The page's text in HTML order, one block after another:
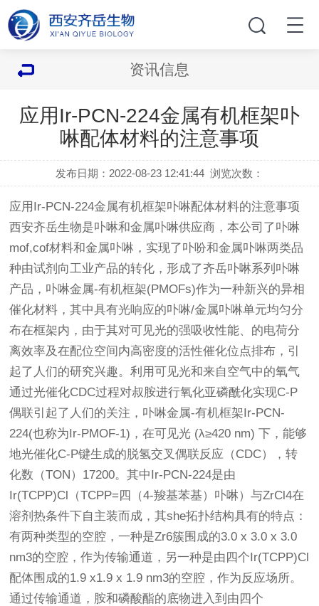
资讯信息
应用Ir-PCN-224金属有机框架卟
啉配体材料的注意事项
发布日期：2022-08-23 12:41:44 浏览次数：
应用Ir-PCN-224金属有机框架卟啉配体材料的注意事项
西安齐岳生物是卟啉和金属卟啉供应商，本公司了卟啉
mof,cof材料和金属卟啉，实现了卟吩和金属卟啉两类品
种由试剂向工业产品的转化，形成了齐岳卟啉系列卟啉
产品，卟啉金属-有机框架(PMOFs)作为一种新兴的异相
催化材料，其中具有光响应的卟啉/金属卟啉单元均匀分
布在框架内，由于其对可见光的强吸收性能、的电荷分
离效率及在配位空间内高密度的活性催化位点排布，引
起了人们的研究兴趣。利用可见光和来自空气中的氧气
通过光催化CDC过程对叔胺进行氧化亚磷酰化实现C-P
偶联引起了人们的关注，卟啉金属-有机框架Ir-PCN-
224(也称为Ir-PMOF-1)，在可见光 (λ≥420 nm) 下，能够
地光催化C-P键生成的脱氢交叉偶联反应（CDC），转
化数（TON）17200。其中Ir-PCN-224是由
Ir(TCPP)Cl（TCPP=四（4-羧基苯基）卟啉）与ZrCl4在
溶剂热条件下自主装而成，其she拓扑结构具有的特点：
有两种类型的空腔，一种是Zr6簇围成的3.0 x 3.0 x 3.0
nm3的空腔，作为传输通道，另一种是由四个Ir(TCPP)Cl
配体围成的1.9 x1.9 x 1.9 nm3的空腔，作为反应场所。
通过传输通道，胺和磷酸酯的底物进入到由四个